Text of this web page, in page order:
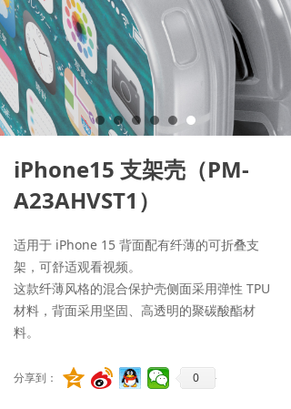
iPhone15 支架壳（PM-
A23AHVST1）
分享到： 0
适用于 iPhone 15 背面配有纤薄的可折叠支
架，可舒适观看视频。
这款纤薄风格的混合保护壳侧面采用弹性 TPU
材料，背面采用坚固、高透明的聚碳酸酯材
料。